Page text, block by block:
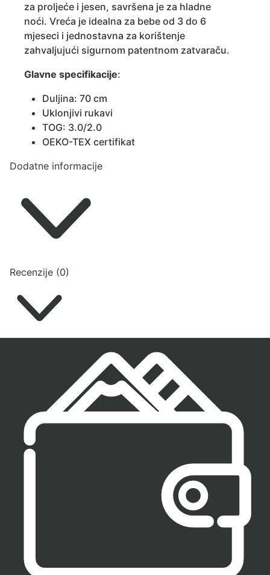
za proljeće i jesen, savršena je za hladne
noći. Vreća je idealna za bebe od 3 do 6
mjeseci i jednostavna za korištenje
zahvaljujući sigurnom patentnom zatvaraču.
Glavne specifikacije:
Duljina: 70 cm
Uklonjivi rukavi
TOG: 3.0/2.0
OEKO-TEX certifikat
Dodatne informacije
Recenzije (0)